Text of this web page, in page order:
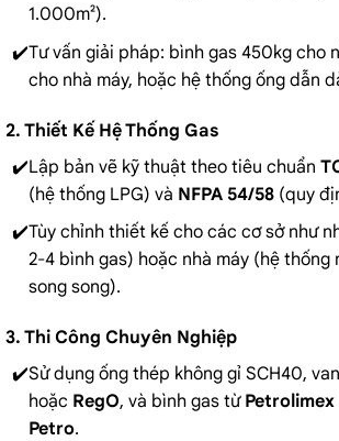
1.000m²).
Tư vấn giải pháp: bình gas 450kg cho
cho nhà máy, hoặc hệ thống ống dẫn
2. Thiết Kế Hệ Thống Gas
Lập bản vẽ kỹ thuật theo tiêu chuẩn
(hệ thống LPG) và NFPA 54/58(quy
Tùy chỉnh thiết kế cho các cơ sở như
2-4 bình gas) hoặc nhà máy (hệ thống
song song).
3. Thi Công Chuyên Nghiệp
Sử dụng ống thép không gỉ SCH40,
hoặc RegO, và bình gas từ Petrolimex
Petro.